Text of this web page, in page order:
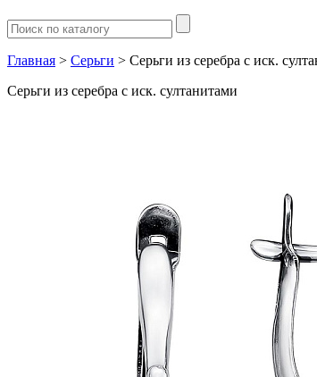
Главная > Серьги > Серьги из серебра с иск.
Серьги из серебра с иск. султанитами